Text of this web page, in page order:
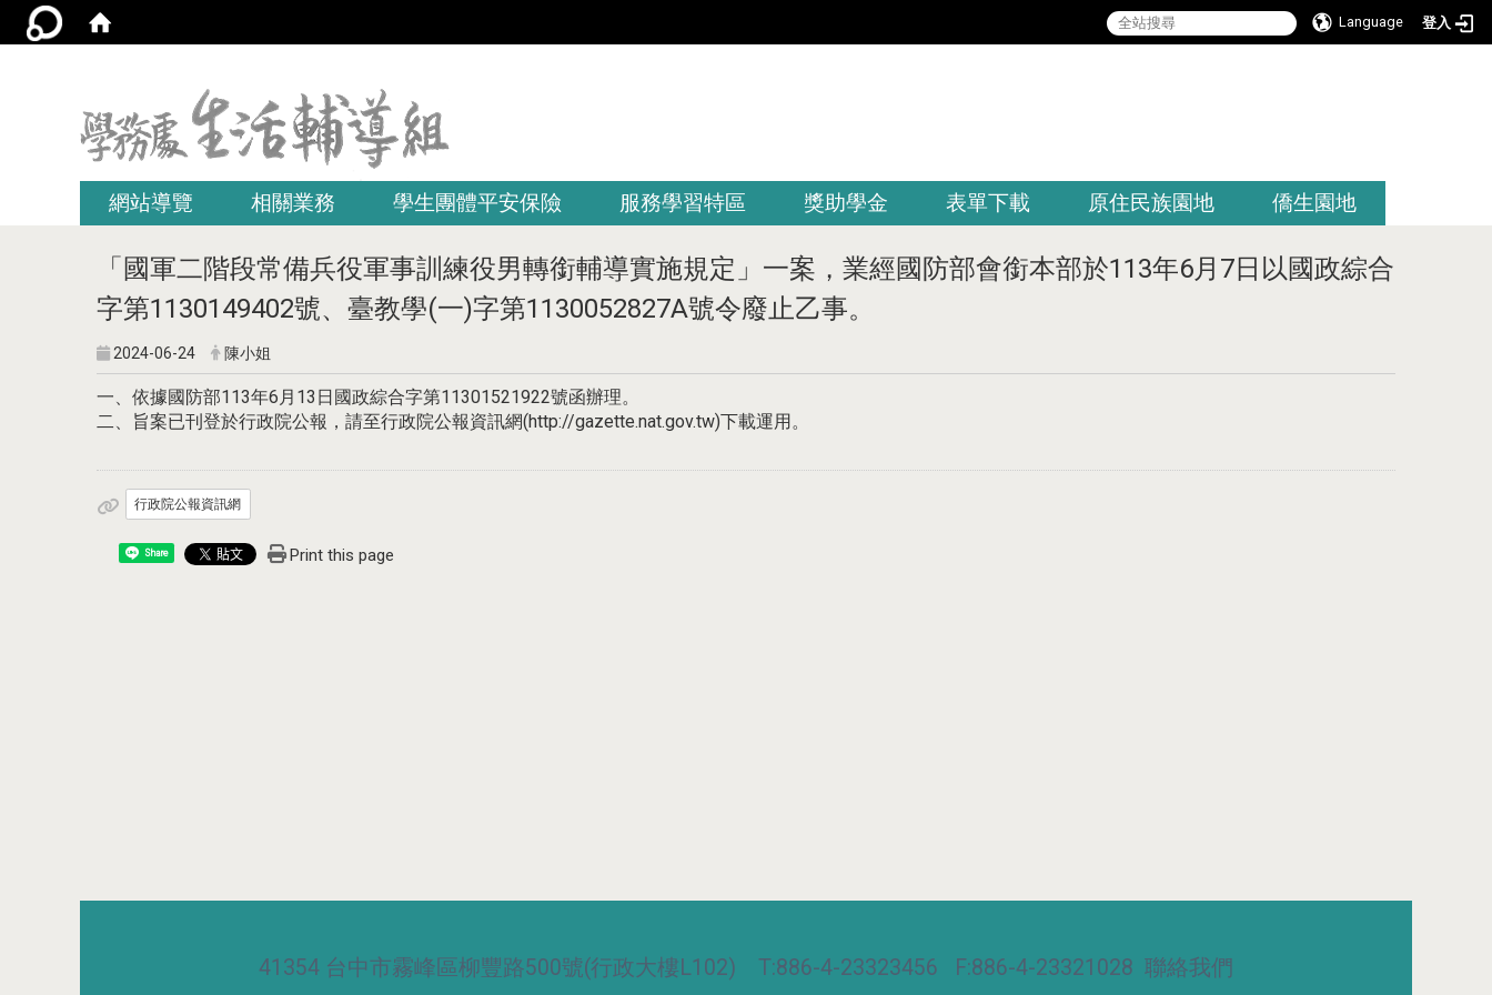
Language 登入
網站導覽 相關業務 學生團體平安保險 服務學習特區 獎助學金 表單下載 原住民族園地 僑生園地
「國軍二階段常備兵役軍事訓練役男轉銜輔導實施規定」一案，業經國防部會銜本部於113年6月7日以國政綜合
字第1130149402號、臺教學(一)字第1130052827A號令廢止乙事。
2024-06-24 陳小姐
一、依據國防部113年6月13日國政綜合字第11301521922號函辦理。
二、旨案已刊登於行政院公報，請至行政院公報資訊網(http://gazette.nat.gov.tw)下載運用。
行政院公報資訊網
Share Print this page
41354 台中市霧峰區柳豐路500號(行政大樓L102) T:886-4-23323456 F:886-4-23321028 聯絡我們